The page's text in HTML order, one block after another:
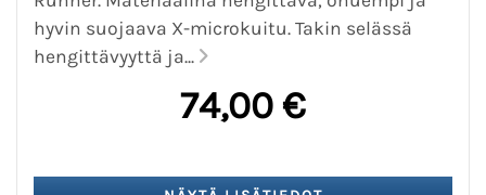
hyvin suojaava X-microkuitu. Takin selässä
hengittävyyttä ja...
74,00 €